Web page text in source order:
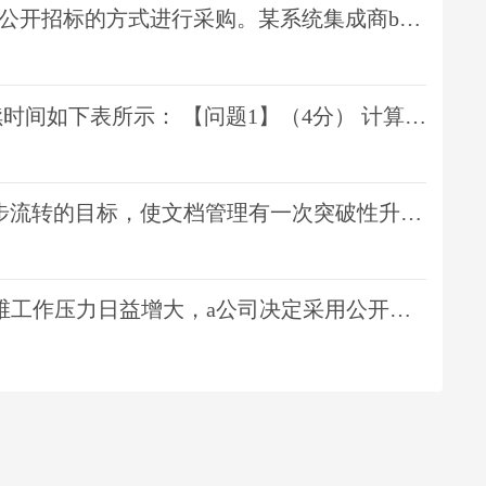
在投标前按照项目实际情况进行综合评估后才能做出投标决策
算该活动的关键路径和项目的总工期 【问题2】（8分）
系统。项目主要负责人希望该系统与政府部门正在建设的新办公大楼
决定采用公开招标的方式选择it运维服务供应商。